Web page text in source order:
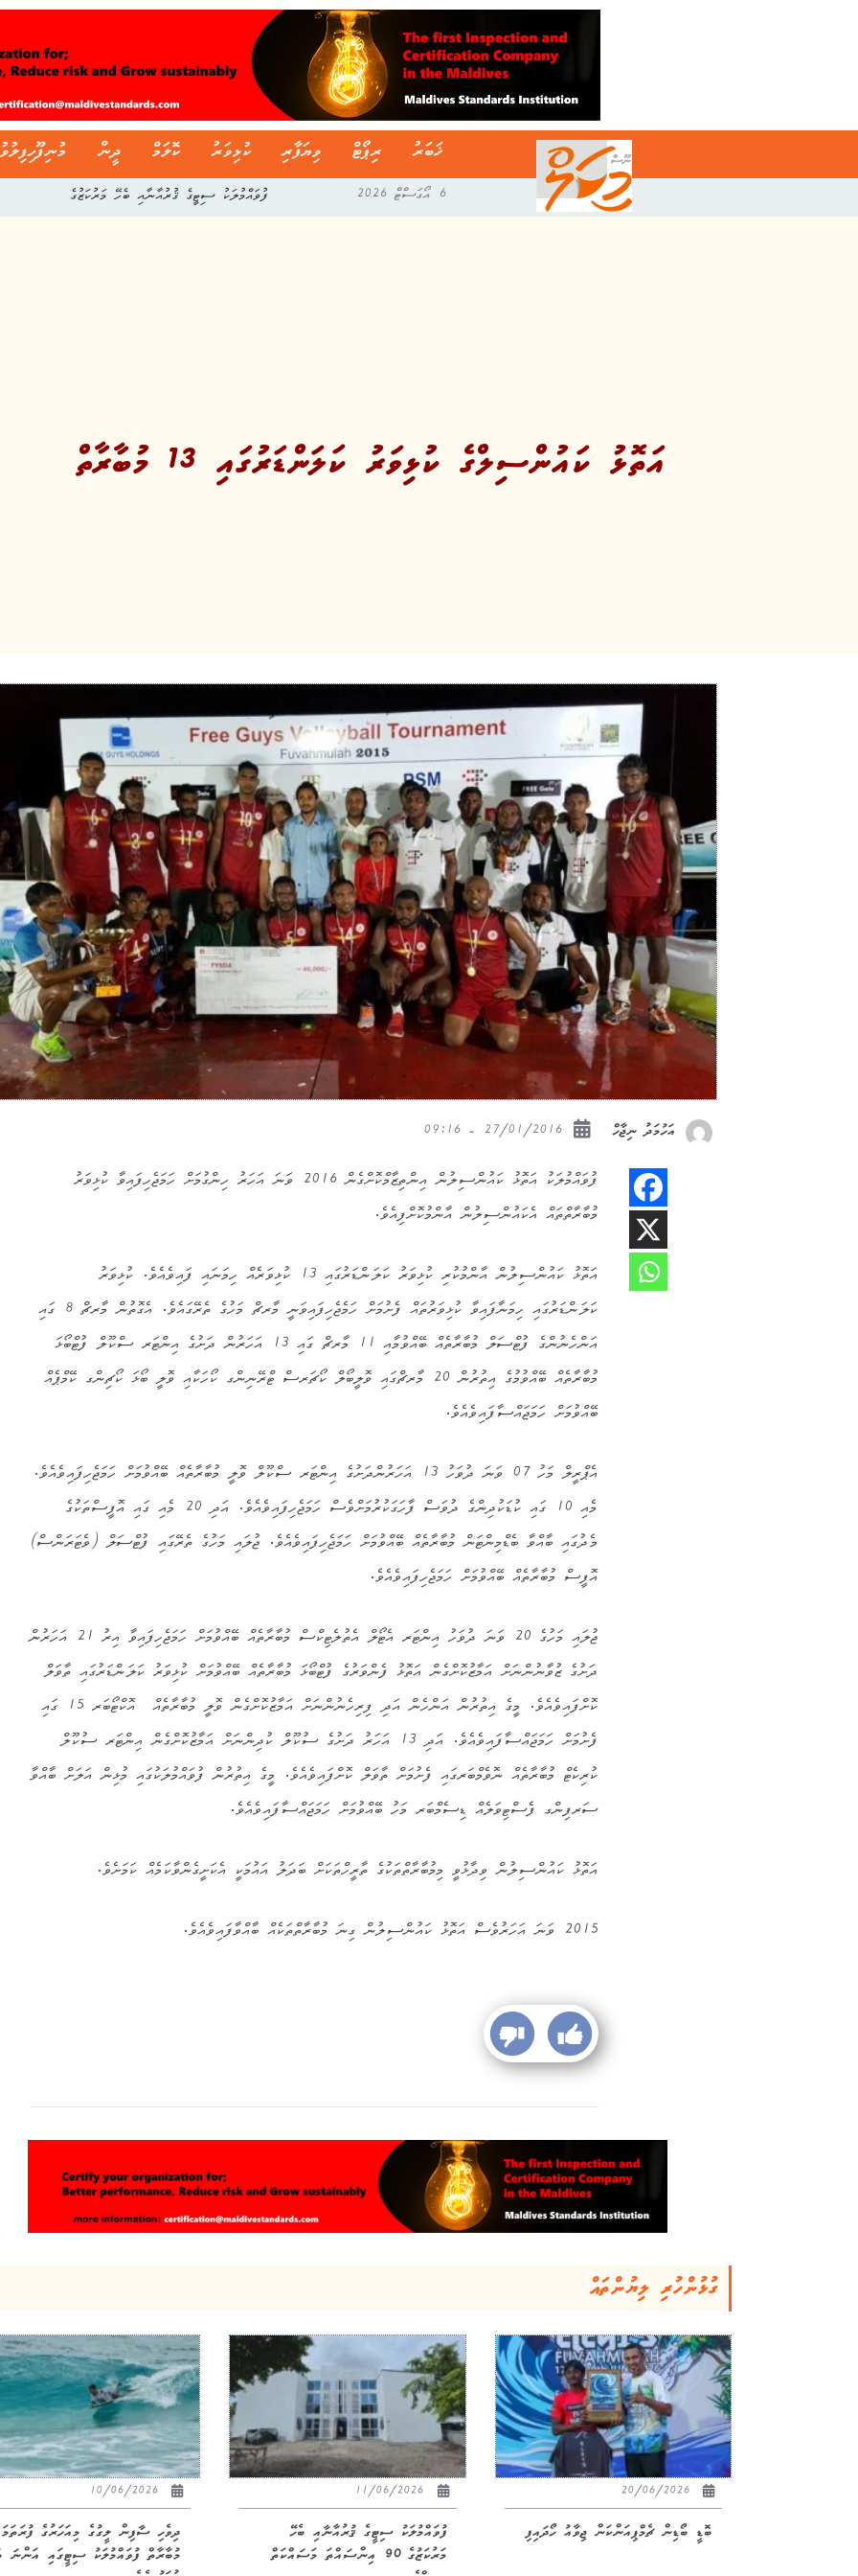
ޚަބަރު ރިޕޯޓް ވިޔަފާރި ކުޅިވަރު ކޮލަމް ދީން
6 އޯގަސްޓް 2026 ފުވައްމުލަކު ސިޓީގެ ޤުރުއާނާއި ބެހޭ މަރުކަޒުގެ
އަތޮޅު ކައުންސިލްގެ ކުޅިވަރު ކަލަންޑަރުގައި 13 މުބާރާތް
އަހުމަދު ނިޖާހް
ފުވައްމުލަކު އަތޮޅު ކައުންސިލުން އިންތިޒާމްކޮށްގެން 2016 ވަނަ އަހަރު ހިންގުމަށް ހަމަޖެހިފައިވާ ކުޅިވަރު
މުބާރާތްތައް އެކައުންސިލުން އާންމުކޮށްފިއެވެ.
އަތޮޅު ކައުންސިލުން އާންމުކުރި ކުޅިވަރު ކަލަންޑަރުގައި 13 ކުޅިވަރެއް ހިމަނައި ފައިވެއެވެ. ކުޅިވަރު
ކަލަންޑަރުގައި ހިމަނާފައިވާ ކުޅިވަރުތައް ފެށުމަށް ހަމެޖެހިފައިވަނީ މާރޗް މަހުގެ ތެރޭގައެވެ. އެގޮތުން މާރޗް 8 ގައި
އަންހެނުންގެ ފުޓްސަލް މުބާރާތެއް ބޭއްވުމާއި 11 މާރޗް ގައި 13 އަހަރުން ދަށުގެ އިންޓަރ ސްކޫލް ފުޓްބޯޅަ
މުބާރާތެއް ބޭއްވުމުގެ އިތުރުން 20 މާރޗްގައި ވޮލީބޯލް ކޯޗަރސް ޓްރޭނިންގ ކޯހަކާއި ވޮލީ ބޯޅަ ކޯޗިންގ ކޭމްޕެއް
ބޭއްވުމަށް ހަމަޖައްސާފައިވެއެވެ.
އެޕްރީލް މަހު 07 ވަނަ ދުވަހު 13 އަހަރުންދަށުގެ އިންޓަރ ސްކޫލް ވޮލީ މުބާރާތެއް ބޭއްވުމަށް ހަމަޖެހިފައިވެއެވެ.
މެއި 10 ގައި ކުޑަކުދިންގެ ދުވަސް ފާހަގަކުރުމަށްވެސް ހަމަޖެހިފައިވެއެވެ. އަދި 20 މެއި ގައި އޮފީސްތަކުގެ
މެދުގައި ބާއްވާ ބެޑްމިންޓަން މުބާރާތެއް ބޭއްވުމަށް ހަމަޖެހިފައިވެއެވެ. ޖުލައި މަހުގެ ތެރޭގައި ފުޓްސަލް (ވެޓަރަންސް)
އޮފީސް މުބާރާތެއް ބޭއްވުމަށް ހަމަޖެހިފައިވެއެވެ.
ޖުލައި މަހުގެ 20 ވަނަ ދުވަހު އިންޓަރ އެޓޯލް އެތުލެޓިކްސް މުބާރާތެއް ބޭއްވުމަށް ހަމަޖެހިފައިވާ އިރު 21 އަހަރުން
ދަށުގެ ޒުވާނުންނަށް އަމާޒުކޮށްގެން އަތޮޅު ފެންވަރުގެ ފުޓްބޯޅަ މުބާރާތެއް ބޭއްވުމަށް ކުޅިވަރު ކަލަންޑަރުގައި ތާވަލް
ކޮށްފައިވެއެވެ. މީގެ އިތުރުން އަންހެން އަދި ފިރިހެނުންނަށް އަމާޒުކޮށްގެން ވޮލީ މުބާރާތެއް އޮކްޓޯބަރ 15 ގައި
ފެށުމަށް ހަމަޖައްސާފައިވެއެވެ. އަދި 13 އަހަރު ދަށުގެ ސުކޫލް ކުދިންނަށް އަމާޒުކޮށްގެން އިންޓަރ ސުކޫލް
ކުރިކެޓް މުބާރާތެއް ނޮވެމްބަރގައި ފެށުމަށް ތާވަލް ކޮށްފައިވެއެވެ. މީގެ އިތުރުން ފުވައްމުލަކުގައި މުޅިން އަލަށް ބާއްވާ
ސަރފިންގ ފެސްޓިވަލެއް ޑިސެމްބަރ މަހު ބޭއްވުމަށް ހަމަޖައްސާފައިވެއެވެ.
އަތޮޅު ކައުންސިލުން ވިދާޅުވީ މިމުބާރާތްތަކުގެ ތާރީހްތަކަށް ބަދަލު އައުމަކީ އެކަށީގެންވާކަމެއް ކަމަށެވެ.
2015 ވަނަ އަހަރުވެސް އަތޮޅު ކައުންސިލުން ގިނަ މުބާރާތްތަކެއް ބާއްވާފައިވެއެވެ.
ގުޅުންހުރި ލިޔުންތައް
20/06/2026
ބޮޑީ ބޯޑިން ޗެމްޕިއަންކަން ޖިވާއު ހޯދައިފި
ފުވައްމުލަކު ސިޓީގެ ޤުރުއާނާއި ބެހޭ
މަރުކަޒުގެ 90 އިންސައްތަ މަސައްކަތް
10/06/2026
ދިވެހި ސާފިން ލީގުގެ މިއަހަރުގެ ފުރަތަމަ
މުބާރާތް ފުވައްމުލަކު ސިޓީގައި އަންނަ